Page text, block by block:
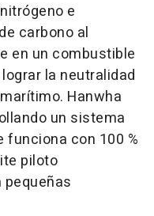
e
carbono al
en un combustible
la neutralidad
Hanwha
un sistema
funciona con 100 %
piloto